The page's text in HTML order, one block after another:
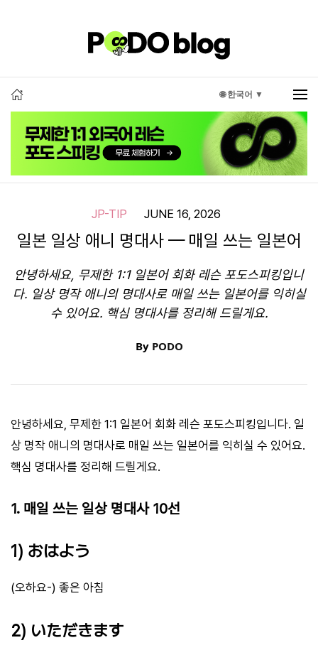
🌐 한국어 ▼
JP-TIP JUNE 16, 2026
일본 일상 애니 명대사 — 매일 쓰는 일본어
안녕하세요, 무제한 1:1 일본어 회화 레슨 포도스피킹입니
다. 일상 명작 애니의 명대사로 매일 쓰는 일본어를 익히실
수 있어요. 핵심 명대사를 정리해 드릴게요.
By PODO
안녕하세요, 무제한 1:1 일본어 회화 레슨 포도스피킹입니다. 일
상 명작 애니의 명대사로 매일 쓰는 일본어를 익히실 수 있어요.
핵심 명대사를 정리해 드릴게요.
1. 매일 쓰는 일상 명대사 10선
1) おはよう
(오하요-) 좋은 아침
2) いただきます